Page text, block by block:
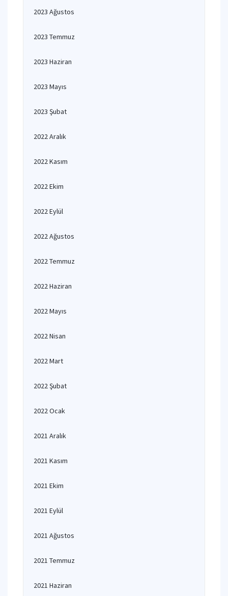
2023 Ağustos
2023 Temmuz
2023 Haziran
2023 Mayıs
2023 Şubat
2022 Aralık
2022 Kasım
2022 Ekim
2022 Eylül
2022 Ağustos
2022 Temmuz
2022 Haziran
2022 Mayıs
2022 Nisan
2022 Mart
2022 Şubat
2022 Ocak
2021 Aralık
2021 Kasım
2021 Ekim
2021 Eylül
2021 Ağustos
2021 Temmuz
2021 Haziran